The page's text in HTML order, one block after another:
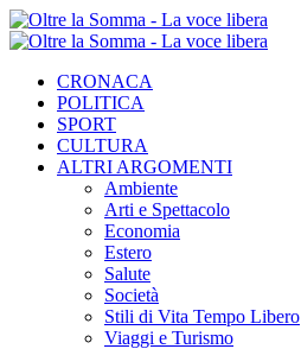
CRONACA
POLITICA
SPORT
CULTURA
ALTRI ARGOMENTI
Ambiente
Arti e Spettacolo
Economia
Estero
Salute
Società
Stili di Vita Tempo Libero
Viaggi e Turismo